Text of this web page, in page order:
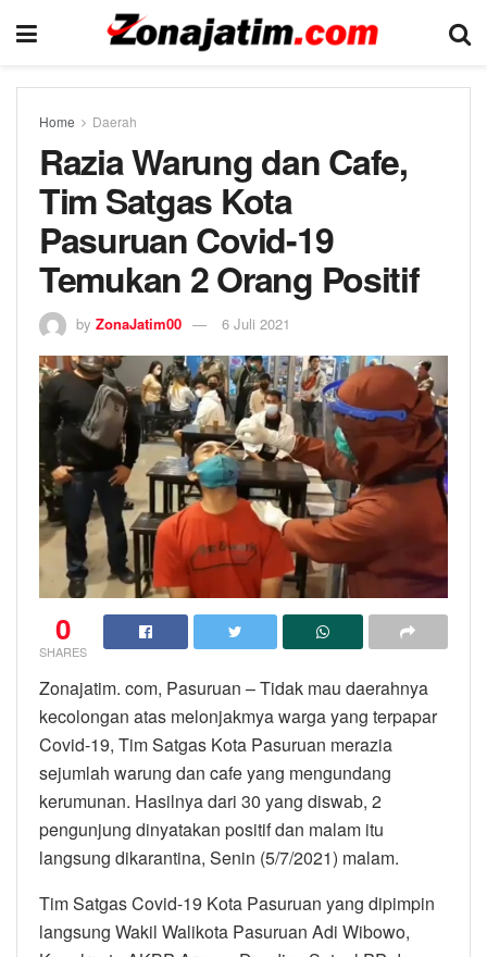
Home Daerah
Razia Warung dan Cafe,
Tim Satgas Kota
Pasuruan Covid-19
Temukan 2 Orang Positif
by ZonaJatim00 6 Juli 2021
0
SHARES
Zonajatim. com, Pasuruan – Tidak mau daerahnya
kecolongan atas melonjakmya warga yang terpapar
Covid-19, Tim Satgas Kota Pasuruan merazia
sejumlah warung dan cafe yang mengundang
kerumunan. Hasilnya dari 30 yang diswab, 2
pengunjung dinyatakan positif dan malam itu
langsung dikarantina, Senin (5/7/2021) malam.
Tim Satgas Covid-19 Kota Pasuruan yang dipimpin
langsung Wakil Walikota Pasuruan Adi Wibowo,